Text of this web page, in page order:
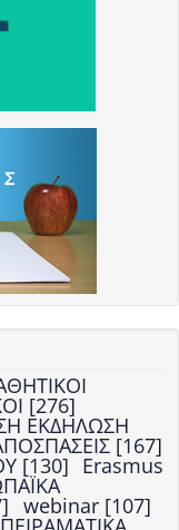
[276]
ΕΚΔΗΛΩΣΗ
[167]
[130] Erasmus
webinar [107]